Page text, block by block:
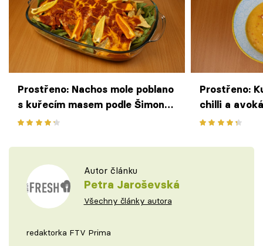
Prostřeno: Nachos mole poblano
s kuřecím masem podle Šimona
Oppa
Prostřeno:
chilli a
Autor článku
Petra Jaroševská
Všechny články autora
redaktorka FTV Prima